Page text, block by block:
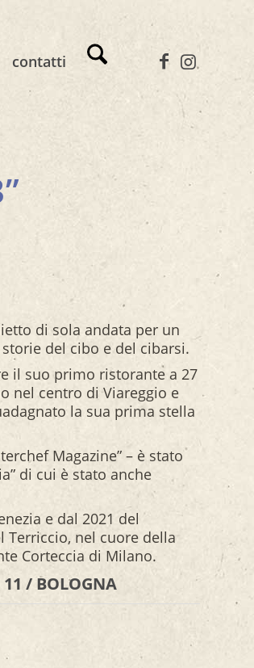
contatti
di sola andata per un
del cibo e del cibarsi.
il suo primo ristorante a 27
nel centro di Viareggio e
la sua prima stella
Magazine” – è stato
di cui è stato anche
e dal 2021 del
Terriccio, nel cuore della
Corteccia di Milano.
/ BOLOGNA